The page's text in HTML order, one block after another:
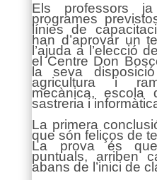
Els professors
programes
línies de
han d’aprovar un
l’ajuda a l’elecció
el Centre Don
la seva
agricultura i
mecànica, escola
sastreria i
La primera
que són feliços de
La prova és
puntuals, arriben
abans de l’inici de